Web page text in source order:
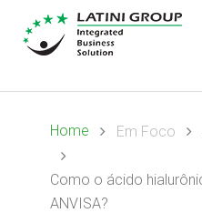
Home Em Foco
Como o ácido
ANVISA?